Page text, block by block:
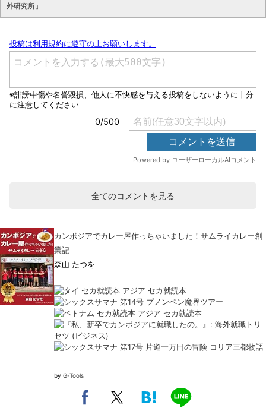
外研究所 」
全てのコメントを見る
カンボジアでカレー屋作っちゃいました！サムライカレー創
業記
森山 たつを
by G-Tools